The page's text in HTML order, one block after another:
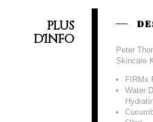
PLUS
D'INFO
Peter
Skincare
FIRMx
Water